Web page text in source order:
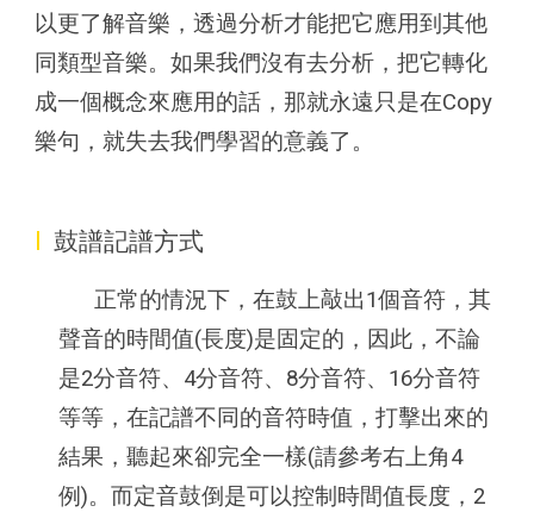
以更了解音樂，透過分析才能把它應用到其他
同類型音樂。如果我們沒有去分析，把它轉化
成一個概念來應用的話，那就永遠只是在Copy
樂句，就失去我們學習的意義了。
I 鼓譜記譜方式
正常的情況下，在鼓上敲出1個音符，其
聲音的時間值(長度)是固定的，因此，不論
是2分音符、4分音符、8分音符、16分音符
等等，在記譜不同的音符時值，打擊出來的
結果，聽起來卻完全一樣(請參考右上角4
例)。而定音鼓倒是可以控制時間值長度，2